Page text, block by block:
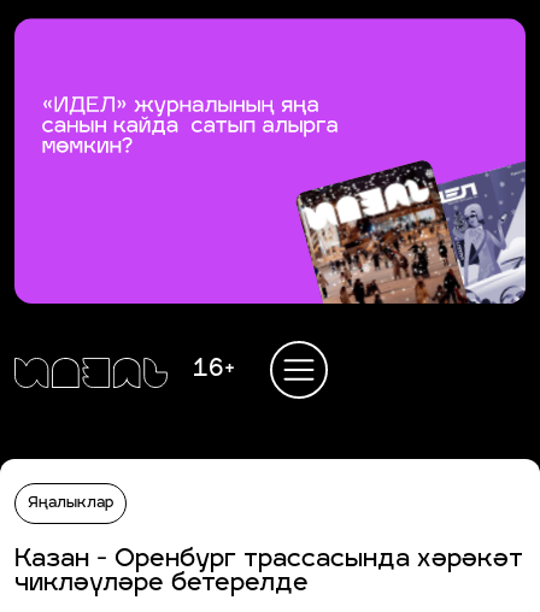
16+
Яңалыклар
Казан - Оренбург трассасында хәрәкәт
чикләүләре бетерелде